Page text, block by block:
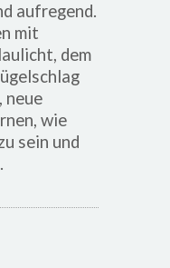
aufregend.
mit
dem
neue
wie
sein und